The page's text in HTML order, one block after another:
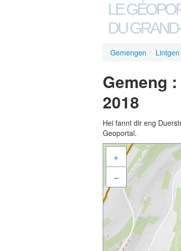
LE
DU
Gemengen / Lintgen
Gemeng
2018
Hei fannt dir eng
Geoportal.
+
–